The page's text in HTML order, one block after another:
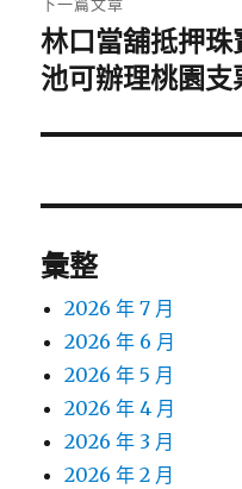
下
一
文
林口當舖抵押
池可辦理桃園支
彙整
2026 年 7 月
2026 年 6 月
2026 年 5 月
2026 年 4 月
2026 年 3 月
2026 年 2 月